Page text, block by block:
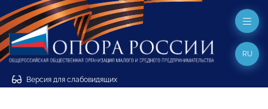
Версия для слабовидящих
RU